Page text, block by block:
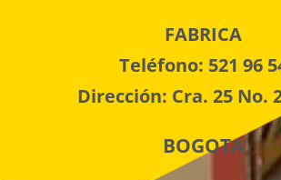
FABRICA
Teléfono: 521 96
Dirección: Cra. 25 No.
BOGOTA